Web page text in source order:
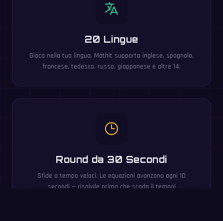
20 Lingue
Gioca nella tua lingua. MathIt supporta inglese, spagnolo,
francese, tedesco, russo, giapponese e altre 14.
Round da 30 Secondi
Sfide a tempo veloci. Le equazioni avanzano ogni 10
secondi — risolvile prima che scada il tempo!